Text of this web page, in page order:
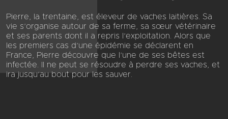
Pierre, la trentaine, est éleveur de vaches laitières. Sa
vie s’organise autour de sa ferme, sa sœur vétérinaire
et ses parents dont il a repris l’exploitation. Alors que
les premiers cas d’une épidémie se déclarent en
France, Pierre découvre que l’une de ses bêtes est
infectée. Il ne peut se résoudre à perdre ses vaches, et
ira jusqu’au bout pour les sauver.